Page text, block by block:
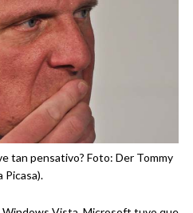
tan pensativo? Foto: Der Tommy
Picasa).